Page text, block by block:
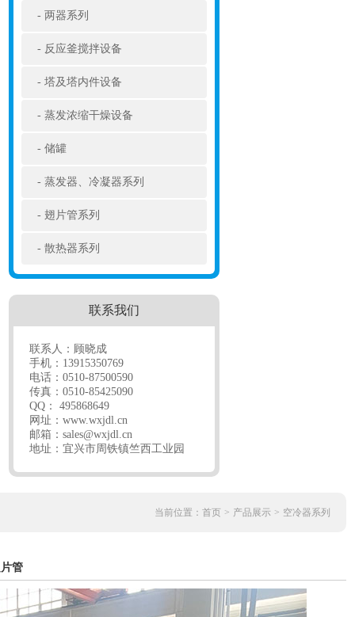
两器系列
反应釜搅拌设备
塔及塔内件设备
蒸发浓缩干燥设备
储罐
蒸发器、冷凝器系列
翅片管系列
散热器系列
联系我们
联系人：顾晓成
手机：13915350769
电话：0510-87500590
传真：0510-85425090
QQ： 495868649
网址：www.wxjdl.cn
邮箱：sales@wxjdl.cn
地址：宜兴市周铁镇竺西工业园
当前位置： 首页 > 产品展示 > 空冷器系列
管